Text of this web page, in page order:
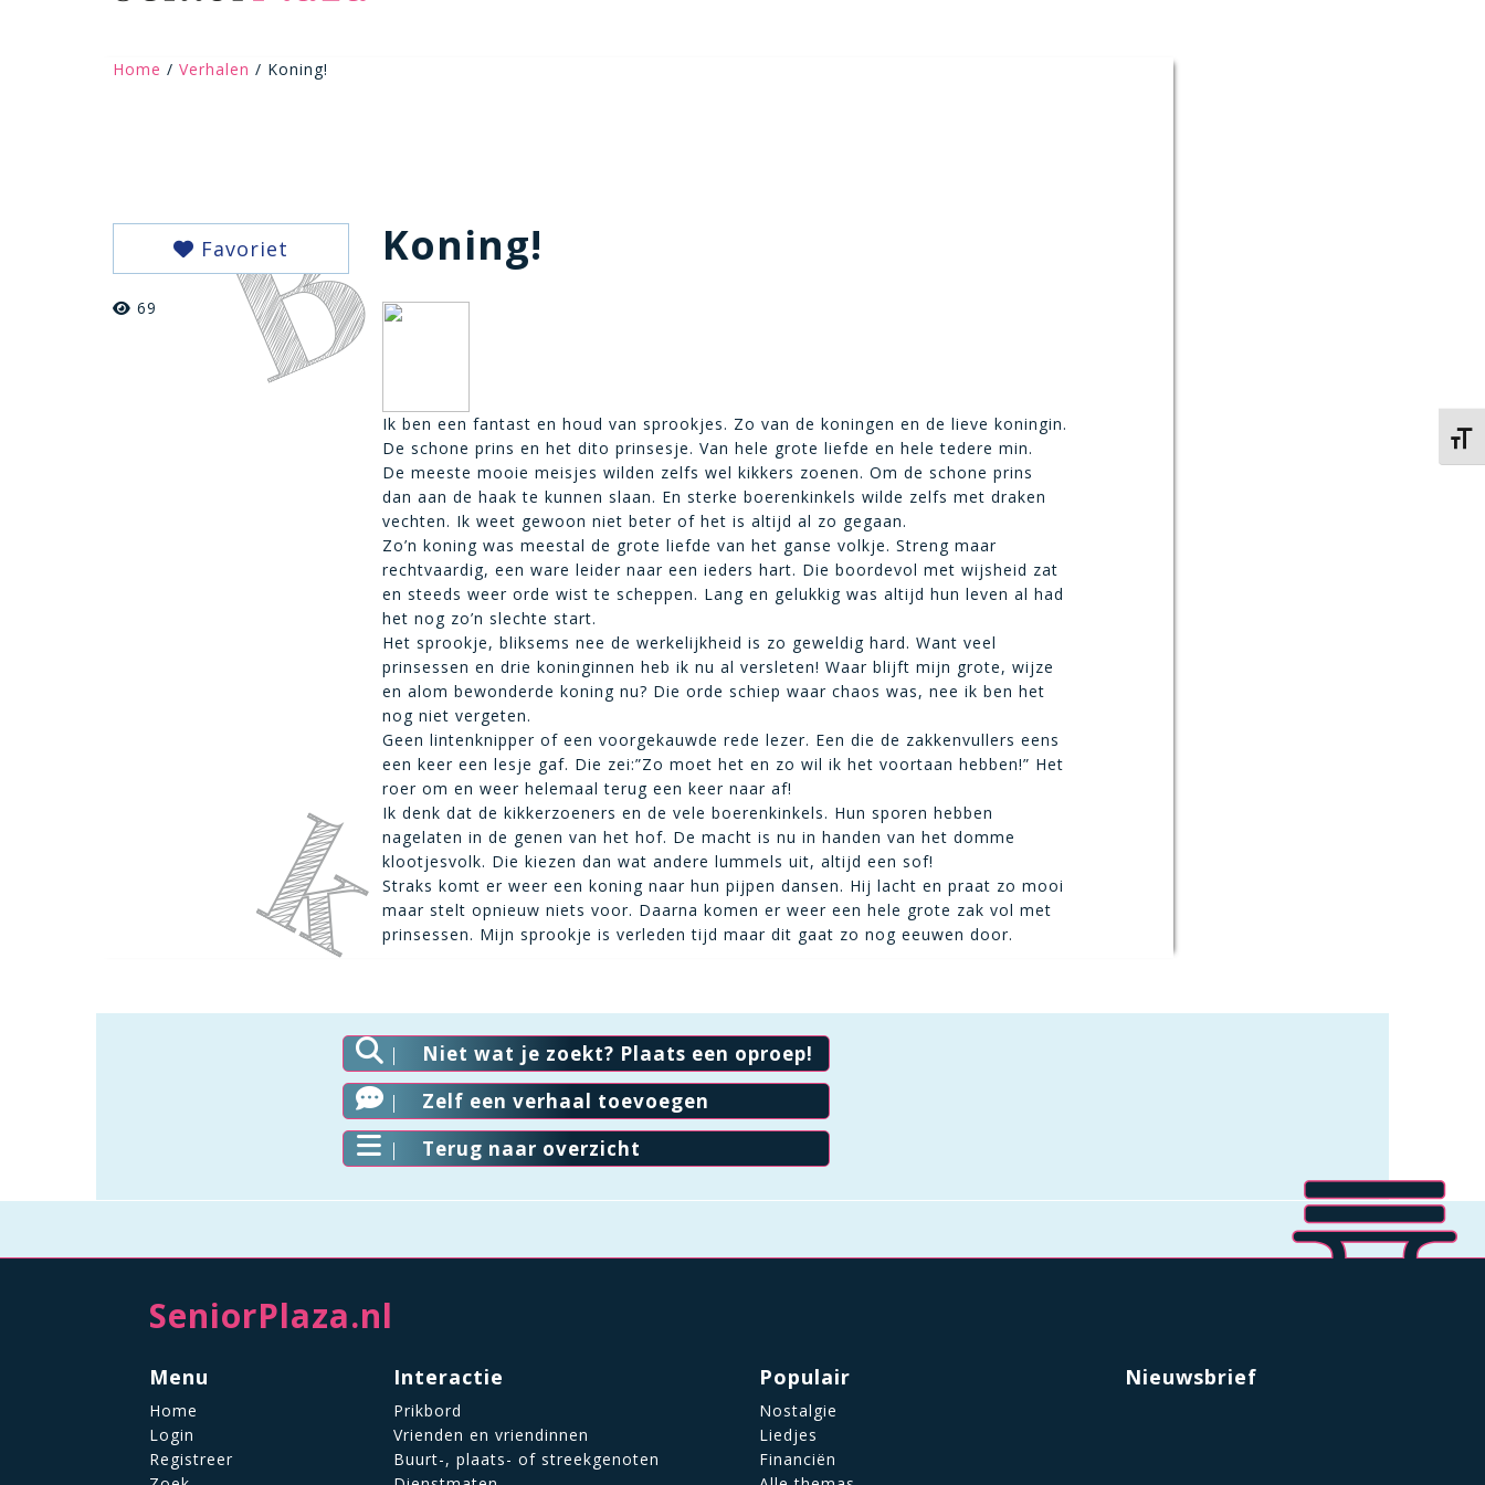
Home / Verhalen / Koning!
Favoriet
69
Koning!
Ik ben een fantast en houd van sprookjes. Zo van de koningen en de lieve koningin.
De schone prins en het dito prinsesje. Van hele grote liefde en hele tedere min.
De meeste mooie meisjes wilden zelfs wel kikkers zoenen. Om de schone prins
dan aan de haak te kunnen slaan. En sterke boerenkinkels wilde zelfs met draken
vechten. Ik weet gewoon niet beter of het is altijd al zo gegaan.
Zo’n koning was meestal de grote liefde van het ganse volkje. Streng maar
rechtvaardig, een ware leider naar een ieders hart. Die boordevol met wijsheid zat
en steeds weer orde wist te scheppen. Lang en gelukkig was altijd hun leven al had
het nog zo’n slechte start.
Het sprookje, bliksems nee de werkelijkheid is zo geweldig hard. Want veel
prinsessen en drie koninginnen heb ik nu al versleten! Waar blijft mijn grote, wijze
en alom bewonderde koning nu? Die orde schiep waar chaos was, nee ik ben het
nog niet vergeten.
Geen lintenknipper of een voorgekauwde rede lezer. Een die de zakkenvullers eens
een keer een lesje gaf. Die zei:”Zo moet het en zo wil ik het voortaan hebben!” Het
roer om en weer helemaal terug een keer naar af!
Ik denk dat de kikkerzoeners en de vele boerenkinkels. Hun sporen hebben
nagelaten in de genen van het hof. De macht is nu in handen van het domme
klootjesvolk. Die kiezen dan wat andere lummels uit, altijd een sof!
Straks komt er weer een koning naar hun pijpen dansen. Hij lacht en praat zo mooi
maar stelt opnieuw niets voor. Daarna komen er weer een hele grote zak vol met
prinsessen. Mijn sprookje is verleden tijd maar dit gaat zo nog eeuwen door.
Niet wat je zoekt? Plaats een oproep!
Zelf een verhaal toevoegen
Terug naar overzicht
SeniorPlaza.nl
Menu
Home
Login
Registreer
Interactie
Prikbord
Vrienden en vriendinnen
Buurt-, plaats- of streekgenoten
Populair
Nostalgie
Liedjes
Financiën
Nieuwsbrief